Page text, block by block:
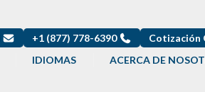
+1 (877) 778-6390 Cotización
IDIOMAS ACERCA DE